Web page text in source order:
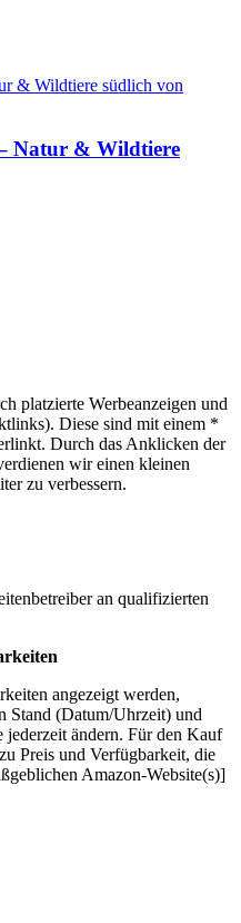
Natur & Wildtiere
platzierte Werbeanzeigen und
Diese sind mit einem *
Durch das Anklicken der
wir einen kleinen
zu verbessern.
an qualifizierten
angezeigt werden,
Stand (Datum/Uhrzeit) und
ändern. Für den Kauf
Preis und Verfügbarkeit, die
Amazon-Website(s)]